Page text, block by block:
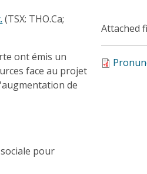
(TSX: THO.Ca;
ont émis un
face au projet
de
pour
Attached